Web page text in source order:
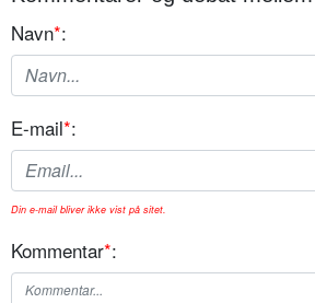
Navn*:
E-mail*:
Din e-mail bliver ikke vist på sitet.
Kommentar*: